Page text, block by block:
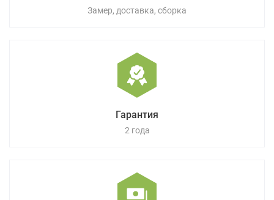
Замер, доставка, сборка
Гарантия
2 года